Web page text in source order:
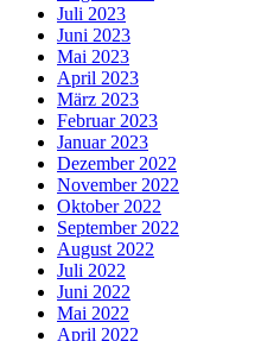
Juli 2023
Juni 2023
Mai 2023
April 2023
März 2023
Februar 2023
Januar 2023
Dezember 2022
November 2022
Oktober 2022
September 2022
August 2022
Juli 2022
Juni 2022
Mai 2022
April 2022